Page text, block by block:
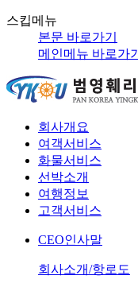
스킵메뉴
본문 바로가기
메인메뉴 바로가기
회사개요
여객서비스
화물서비스
선박소개
여행정보
고객서비스
CEO인사말
회사소개/항로도